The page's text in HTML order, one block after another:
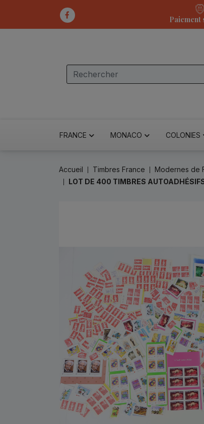
Paiement
FRANCE MONACO COLONIES
Accueil Timbres France Modernes de
LOT DE 400 TIMBRES